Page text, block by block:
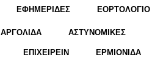
ΕΦΗΜΕΡΙΔΕΣ ΕΟΡΤΟΛΟΓΙΟ
ΑΡΓΟΛΙΔΑ ΑΣΤΥΝΟΜΙΚΕΣ
ΕΠΙΧΕΙΡΕΙΝ ΕΡΜΙΟΝΙΔΑ